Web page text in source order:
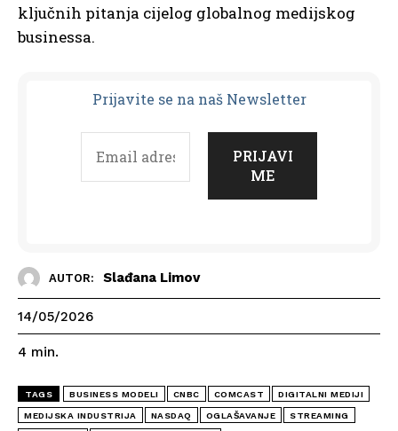
ključnih pitanja cijelog globalnog medijskog
businessa.
Prijavite se na naš Newsletter
AUTOR: Slađana Limov
14/05/2026
4 min.
TAGS BUSINESS MODELI CNBC COMCAST DIGITALNI MEDIJI
MEDIJSKA INDUSTRIJA NASDAQ OGLAŠAVANJE STREAMING